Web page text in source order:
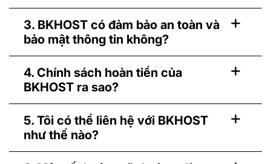
3. BKHOST có đảm bảo an toàn và
bảo mật thông tin không?
4. Chính sách hoàn tiền của
BKHOST ra sao?
5. Tôi có thể liên hệ với BKHOST
như thế nào?